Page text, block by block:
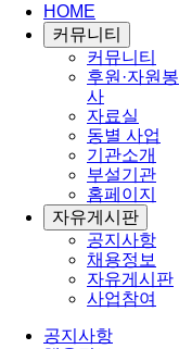
HOME
커뮤니티
커뮤니티
후원·자원봉
사
자료실
동별 사업
기관소개
부설기관
홈페이지
자유게시판
공지사항
채용정보
자유게시판
사업참여
공지사항